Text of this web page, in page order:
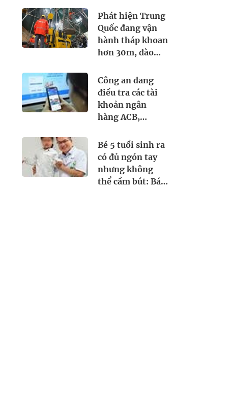
phần 18% toàn
cầu, diện tích
trồng hơn
700.000 ha
Phát hiện Trung
Quốc đang vận
hành tháp khoan
hơn 30m, đào
thứ cả thế giới
khao khát
Công an đang
điều tra các tài
khoản ngân
hàng ACB,
Bank,... sau đây:
Người từng phát
sinh giao dịch,
chuyển tiền vào
Bé 5 tuổi sinh ra
có đủ ngón tay
nhưng không
thể cầm bút: Bác